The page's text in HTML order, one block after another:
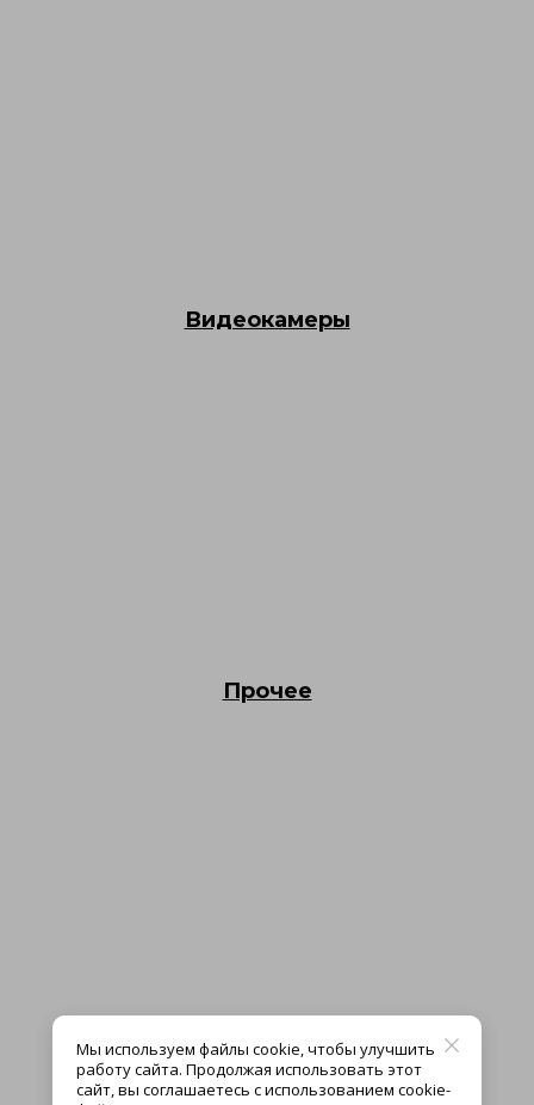
Видеокамеры
Прочее
Мы используем файлы cookie, чтобы улучшить
работу сайта. Продолжая использовать этот
сайт, вы соглашаетесь с использованием cookie-